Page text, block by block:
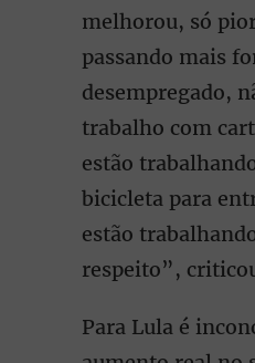
melhorou, só
passando mais
desempregado,
trabalho com
estão
bicicleta para
estão
respeito”,
Para Lula é